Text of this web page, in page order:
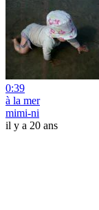
0:39
à la mer
mimi-ni
il y a 20 ans